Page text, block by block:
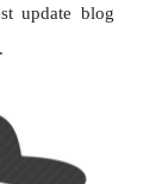
update blog